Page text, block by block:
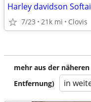
Harley davidson
7/23 21k mi Clovis
mehr aus der
Entfernung)
in